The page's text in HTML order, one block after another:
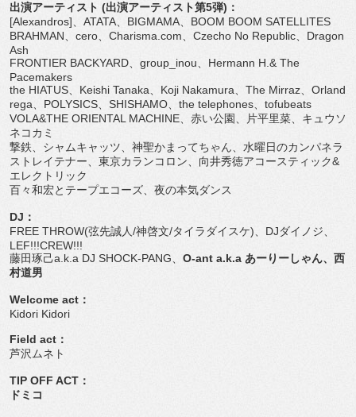
出演アーティスト (出演アーティスト第5弾)：
[Alexandros]、ATATA、BIGMAMA、BOOM BOOM SATELLITES
BRAHMAN、cero、Charisma.com、Czecho No Republic、Dragon
Ash
FRONTIER BACKYARD、group_inou、Hermann H.& The
Pacemakers
the HIATUS、Keishi Tanaka、Koji Nakamura、The Mirraz、Orland
rega、POLYSICS、SHISHAMO、the telephones、tofubeats
VOLA&THE ORIENTAL MACHINE、赤い公園、片平里菜、キュウソ
ネコカミ
撃鉄、シャムキャッツ、神聖かまってちゃん、水曜日のカンパネラ
ストレイテナー、東京カランコロン、向井秀徳アコースティック&
エレクトリック
百々和宏とテープエコーズ、夜の本気ダンス
DJ：
FREE THROW(弦先誠人/神啓文/タイラダイスケ)、DJダイノジ、
LEF!!!CREW!!!
藤田琢己a.k.a DJ SHOCK-PANG、 O-ant a.k.a あーりーしゃん、西
村道男
Welcome act：
Kidori Kidori
Field act：
芦沢ムネト
TIP OFF ACT：
ドミコ